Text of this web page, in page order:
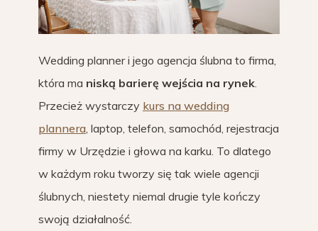
Wedding planner i jego agencja ślubna to firma,
która ma niską barierę wejścia na rynek.
Przecież wystarczy kurs na wedding
plannera, laptop, telefon, samochód, rejestracja
firmy w Urzędzie i głowa na karku. To dlatego
w każdym roku tworzy się tak wiele agencji
ślubnych, niestety niemal drugie tyle kończy
swoją działalność.